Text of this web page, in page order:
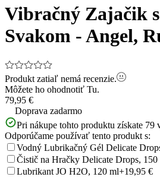
of
4
Vibračný Zajačik
Svakom - Angel,
Produkt zatiaľ nemá recenzie.
Môžete ho ohodnotiť Tu.
79,95 €
Doprava zadarmo
Pri nákupe tohto produktu získate 79
Odporúčame používať tento produkt s:
Vodný Lubrikačný Gél Delicate
Čistič na Hračky Delicate Drops, 150
Lubrikant JO H2O, 120 ml+19,95 €